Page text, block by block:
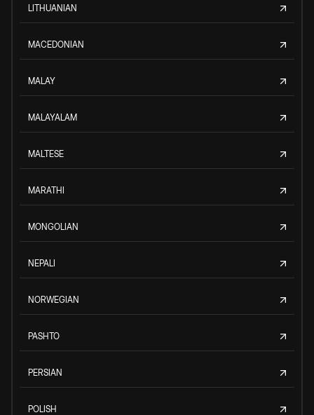
LITHUANIAN
MACEDONIAN
MALAY
MALAYALAM
MALTESE
MARATHI
MONGOLIAN
NEPALI
NORWEGIAN
PASHTO
PERSIAN
POLISH